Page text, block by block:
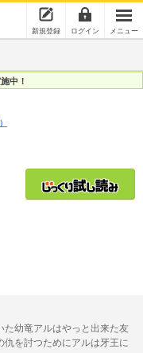
新規登録 ログイン メニュー
中！
た幼竜アルはやっと出来た友
仇を討つためにアルは牙王に